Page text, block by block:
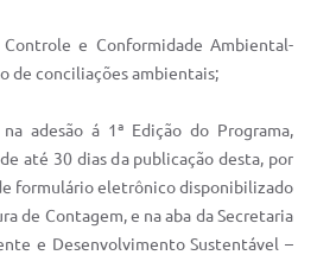
e Conformidade Ambiental-
de conciliações ambientais;
adesão á 1ª Edição do Programa,
até 30 dias da publicação desta, por
formulário eletrônico disponibilizado
de Contagem, e na aba da Secretaria
e Desenvolvimento Sustentável –